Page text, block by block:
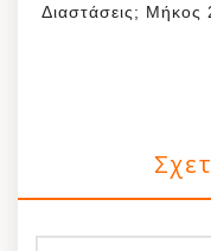
Διαστάσεις;